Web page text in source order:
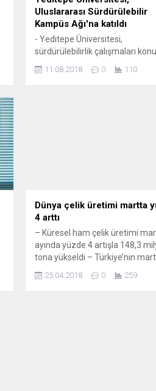
Uluslararası Sürdürülebilir
Kampüs Ağı'na katıldı
- Yeditepe Üniversitesi,
sürdürülebilirlik çalışmaları
temsil edildiği Uluslararası
11.08.2018 0 110
Dünya çelik üretimi martta
4 arttı
– Küresel ham çelik üretimi
ayında yüzde 4 artışla 148,3
tona yükseldi – Türkiye’nin mart
yükselişle 3,4 milyon ton oldu
25.04.2018 0 259